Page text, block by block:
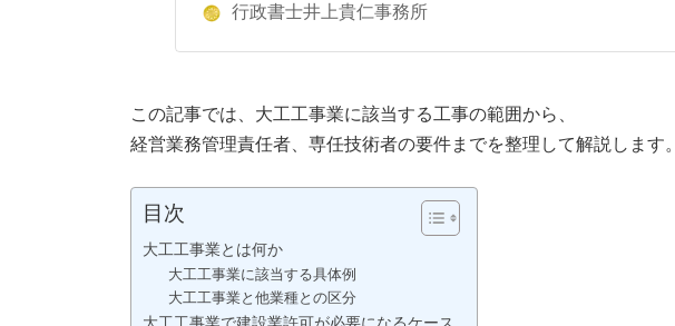
行政書士井上貴仁事務所
この記事では、大工工事業に該当する工事の範囲から、
経営業務管理責任者、専任技術者の要件までを整理して解説します。
目次
大工工事業とは何か
大工工事業に該当する具体例
大工工事業と他業種との区分